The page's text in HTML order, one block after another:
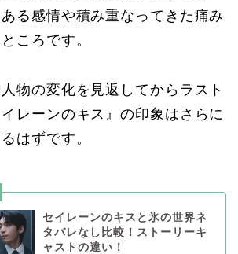
る感情や積み重なってきた痛み
ころです。
物の変化を見返してからラスト
レーンのキス』の印象はさらに
はずです。
セイレーンのキスと氷の世界ネ
タバレなし比較！ストーリーキ
ャストの違い！